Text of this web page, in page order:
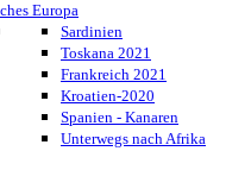
Europa
Sardinien
Toskana 2021
Frankreich 2021
Kroatien-2020
Spanien - Kanaren
Unterwegs nach Afrika